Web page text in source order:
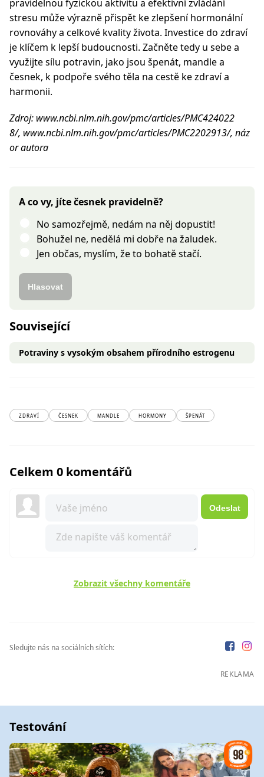
pravidelnou fyzickou aktivitu a efektivní zvládání
stresu může výrazně přispět ke zlepšení hormonální
rovnováhy a celkové kvality života. Investice do zdraví
je klíčem k lepší budoucnosti. Začněte tedy u sebe a
využijte sílu potravin, jako jsou špenát, mandle a
česnek, k podpoře svého těla na cestě ke zdraví a
harmonii.
Zdroj: www.ncbi.nlm.nih.gov/pmc/articles/PMC424022
8/, www.ncbi.nlm.nih.gov/pmc/articles/PMC2202913/, náz
or autora
A co vy, jíte česnek pravidelně?
No samozřejmě, nedám na něj dopustit!
Bohužel ne, nedělá mi dobře na žaludek.
Jen občas, myslím, že to bohatě stačí.
Hlasovat
Související
Potraviny s vysokým obsahem přírodního estrogenu
ZDRAVÍ ČESNEK MANDLE HORMONY ŠPENÁT
Celkem 0 komentářů
Odeslat
Zobrazit všechny komentáře
Sledujte nás na sociálních sítích:
REKLAMA
Testování